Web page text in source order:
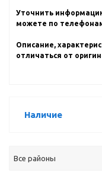
Уточнить
можете по
Описание,
отличаться от
Наличие
Все районы